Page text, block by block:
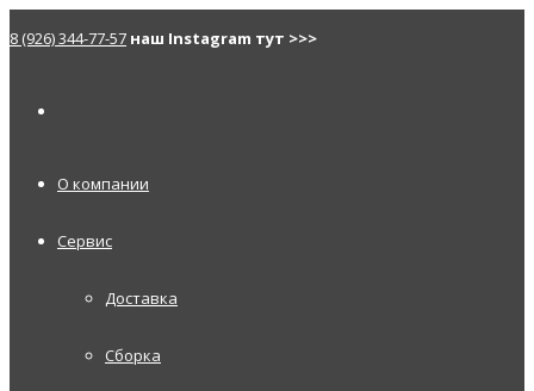
8 (926) 344-77-57 наш Instagram тут >>>
О компании
Сервис
Доставка
Сборка